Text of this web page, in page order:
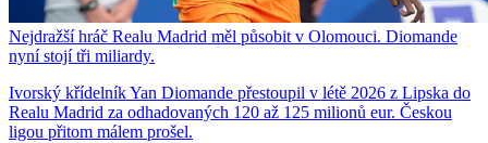
Nejdražší hráč Realu Madrid měl působit v Olomouci. Diomande
nyní stojí tři miliardy.
Ivorský křídelník Yan Diomande přestoupil v létě 2026 z Lipska do
Realu Madrid za odhadovaných 120 až 125 milionů eur. Českou
ligou přitom málem prošel.